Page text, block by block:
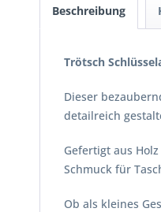
Beschreibung
Trötsch
Dieser
detailreich
Gefertigt aus
Schmuck für
Ob als kleines